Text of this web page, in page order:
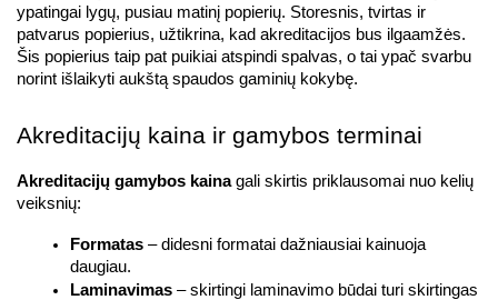
ypatingai lygų, pusiau matinį popierių. Storesnis, tvirtas ir
patvarus popierius, užtikrina, kad akreditacijos bus ilgaamžės.
Šis popierius taip pat puikiai atspindi spalvas, o tai ypač svarbu
norint išlaikyti aukštą spaudos gaminių kokybę.
Akreditacijų kaina ir gamybos terminai
Akreditacijų gamybos kaina gali skirtis priklausomai nuo kelių
veiksnių:
Formatas – didesni formatai dažniausiai kainuoja
daugiau.
Laminavimas – skirtingi laminavimo būdai turi skirtingas